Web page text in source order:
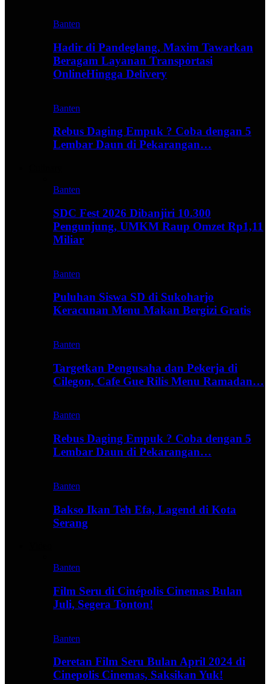
Banten
Hadir di Pandeglang, Maxim Tawarkan
Beragam Layanan Transportasi
OnlineHingga Delivery
Banten
Rebus Daging Empuk ? Coba dengan 5
Lembar Daun di Pekarangan…
Banten
SDC Fest 2026 Dibanjiri 10.300
Pengunjung, UMKM Raup Omzet Rp1,11
Miliar
Banten
Puluhan Siswa SD di Sukoharjo
Keracunan Menu Makan Bergizi Gratis
Banten
Targetkan Pengusaha dan Pekerja di
Cilegon, Cafe Gue Rilis Menu Ramadan…
Banten
Rebus Daging Empuk ? Coba dengan 5
Lembar Daun di Pekarangan…
Banten
Bakso Ikan Teh Efa, Lagend di Kota
Serang
Banten
Film Seru di Cinépolis Cinemas Bulan
Juli, Segera Tonton!
Banten
Deretan Film Seru Bulan April 2024 di
Cinepolis Cinemas, Saksikan Yuk!